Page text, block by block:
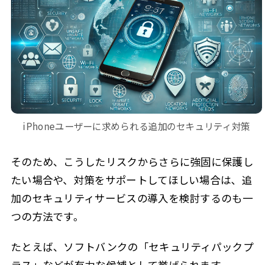
iPhoneユーザーに求められる追加のセキュリティ対策
そのため、こうしたリスクからさらに強固に保護し
たい場合や、対策をサポートしてほしい場合は、追
加のセキュリティサービスの導入を検討するのも一
つの方法です。
たとえば、ソフトバンクの「セキュリティパックプ